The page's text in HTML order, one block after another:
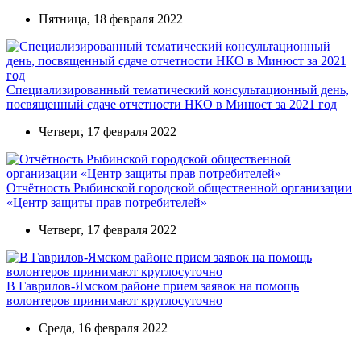
Пятница, 18 февраля 2022
Cпециализированный тематический консультационный день,
посвященный сдаче отчетности НКО в Минюст за 2021 год
Четверг, 17 февраля 2022
Отчётность Рыбинской городской общественной организации
«Центр защиты прав потребителей»
Четверг, 17 февраля 2022
В Гаврилов-Ямском районе прием заявок на помощь
волонтеров принимают круглосуточно
Среда, 16 февраля 2022